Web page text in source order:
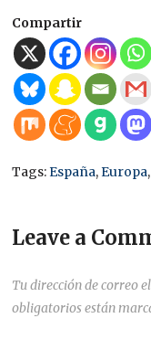
Compartir
Tags:España,Europa
Leave a
Tu dirección de correo
obligatorios están